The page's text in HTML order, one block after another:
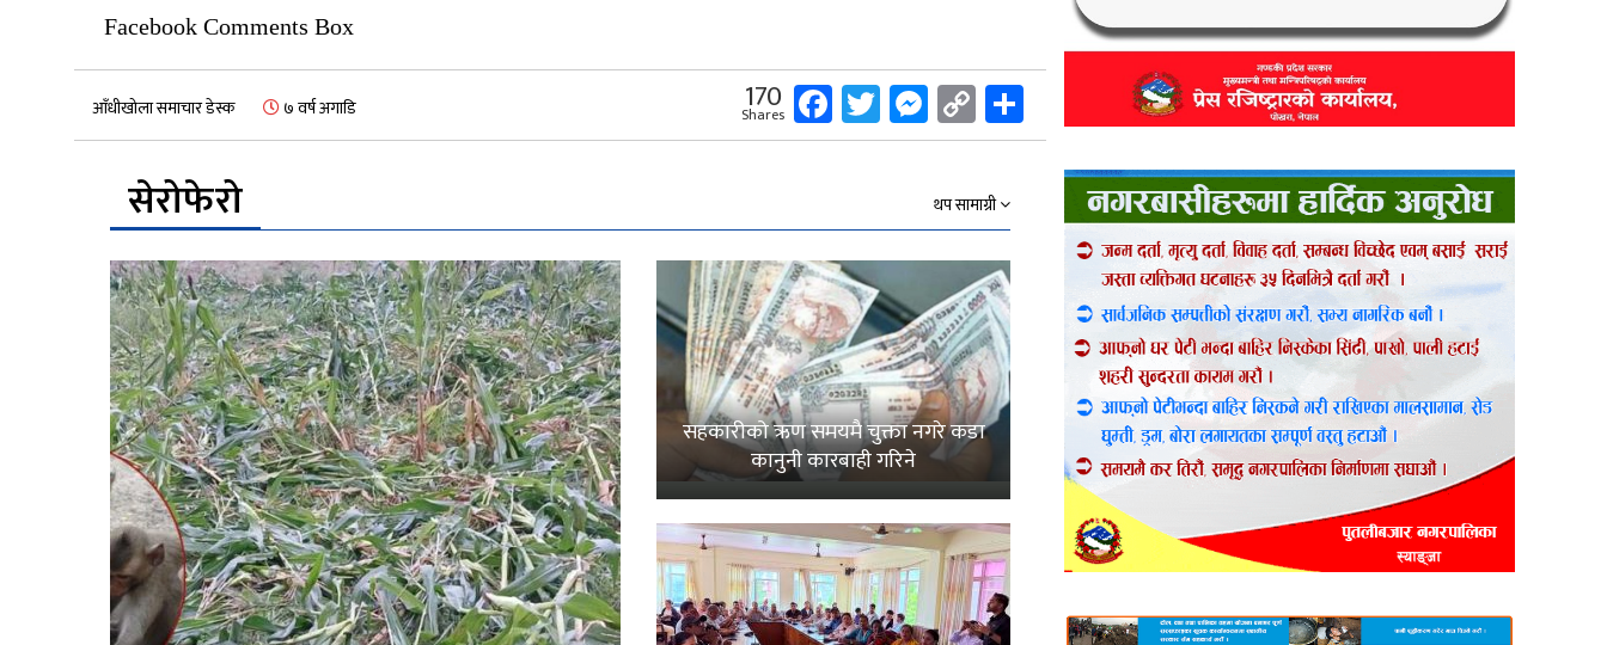
Facebook Comments Box
आँधीखोला समाचार डेस्क ७ वर्ष अगाडि 170
Shares Facebook
Twitter
Messenger
Copy
Link
सेरोफेरो
थप सामाग्री
सहकारीको ऋण समयमै चुक्ता नगरे कडा
कानुनी कारबाही गरिने